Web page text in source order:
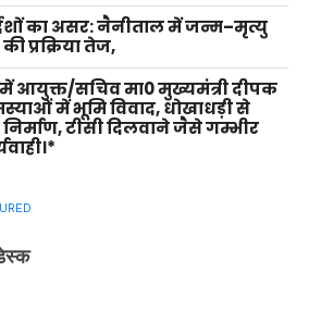
का असर: नैनीताल में जन्म–मृत्यु
प्रक्रिया तेज,
आयुक्त/सचिव मा0 मुख्यमंत्री दीपक
में भूमि विवाद, धोखाधड़ी से
टीसी दिलवाने जैसे गम्भीर